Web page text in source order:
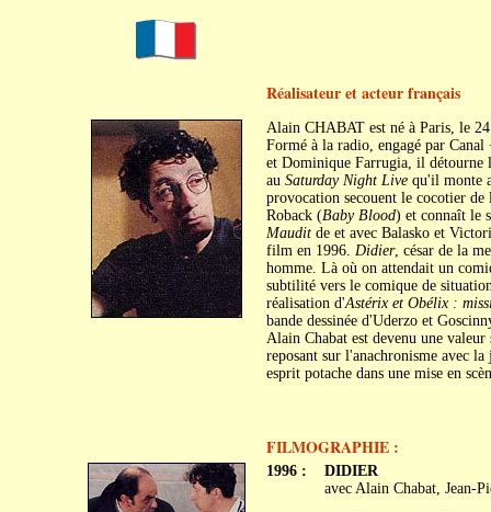
Réalisateur et acteur français
Alain CHABAT est né à Paris, le
Formé à la radio, engagé par
et Dominique Farrugia, il détourne
au Saturday Night Livequ'il monte
provocation secouent le cocotier
Roback (Baby Blood) et connaît le
Mauditde et avec Balasko et
film en 1996. Didier, césar de la
homme. Là où on attendait un
subtilité vers le comique de
réalisation d'Astérix et Obélix :
bande dessinée d'Uderzo et
Alain Chabat est devenu une
reposant sur l'anachronisme avec
esprit potache dans une mise en
FILMOGRAPHIE :
1996 :
DIDIER
avec Alain Chabat, Jean-